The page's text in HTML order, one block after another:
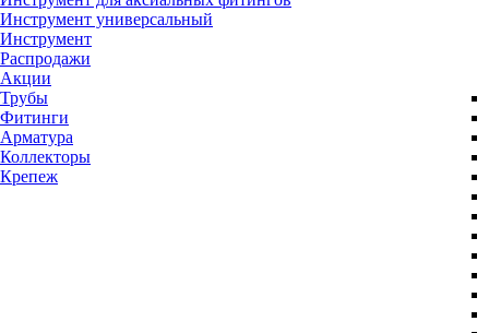
Инструмент универсальный
Инструмент
Распродажи
Акции
Трубы
Фитинги
Арматура
Коллекторы
Крепеж